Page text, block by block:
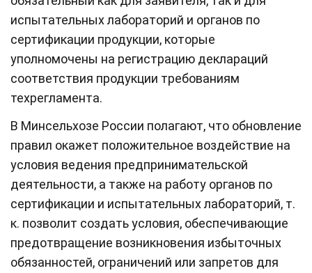
испытательных лабораторий и органов по
сертификации продукции, которые
уполномочены на регистрацию деклараций
соответствия продукции требованиям
техрегламента.
В Минсельхозе России полагают, что обновление
правил окажет положительное воздействие на
условия ведения предпринимательской
деятельности, а также на работу органов по
сертификации и испытательных лабораторий, т.
к. позволит создать условия, обеспечивающие
предотвращение возникновения избыточных
обязанностей, ограничений или запретов для